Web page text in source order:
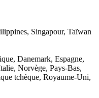
Singapour, Taïwan
Danemark, Espagne,
Norvège, Pays-Bas,
tchèque, Royaume-Uni,